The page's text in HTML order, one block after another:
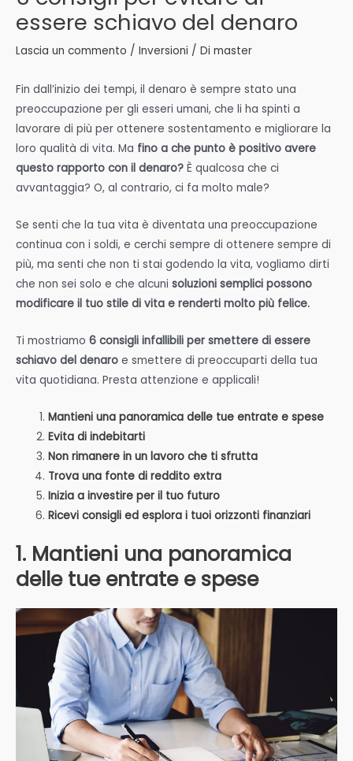
essere schiavo del denaro
Lascia un commento / Inversioni / Di master
Fin dall’inizio dei tempi, il denaro è sempre stato una
preoccupazione per gli esseri umani, che li ha spinti a
lavorare di più per ottenere sostentamento e migliorare la
loro qualità di vita. Ma fino a che punto è positivo avere
questo rapporto con il denaro? È qualcosa che ci
avvantaggia? O, al contrario, ci fa molto male?
Se senti che la tua vita è diventata una preoccupazione
continua con i soldi, e cerchi sempre di ottenere sempre di
più, ma senti che non ti stai godendo la vita, vogliamo dirti
che non sei solo e che alcuni soluzioni semplici possono
modificare il tuo stile di vita e renderti molto più felice.
Ti mostriamo 6 consigli infallibili per smettere di essere
schiavo del denaro e smettere di preoccuparti della tua
vita quotidiana. Presta attenzione e applicali!
Mantieni una panoramica delle tue entrate e spese
Evita di indebitarti
Non rimanere in un lavoro che ti sfrutta
Trova una fonte di reddito extra
Inizia a investire per il tuo futuro
Ricevi consigli ed esplora i tuoi orizzonti finanziari
1. Mantieni una panoramica
delle tue entrate e spese